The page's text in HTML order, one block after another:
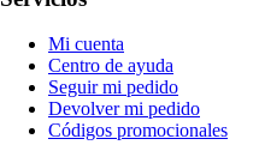
Mi cuenta
Centro de ayuda
Seguir mi pedido
Devolver mi pedido
Códigos promocionales